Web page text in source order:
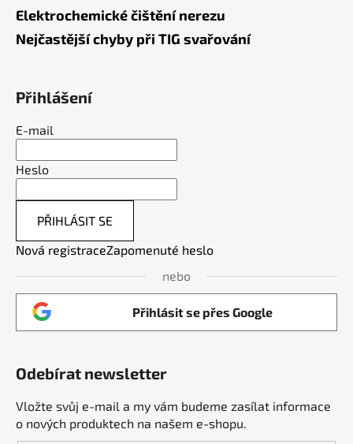
Elektrochemické čištění nerezu
Nejčastější chyby při TIG svařování
Přihlášení
E-mail
Heslo
PŘIHLÁSIT SE
Nová registraceZapomenuté heslo
nebo
Přihlásit se přes Google
Odebírat newsletter
Vložte svůj e-mail a my vám budeme zasílat informace
o nových produktech na našem e-shopu.